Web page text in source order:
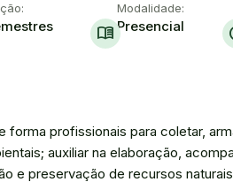
menu_book
Modalidade:
Presencial
forma profissionais para coletar,
auxiliar na elaboração,
e preservação de recursos